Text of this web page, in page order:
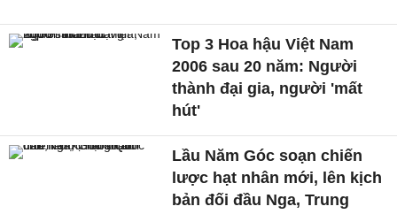
Top 3 Hoa hậu Việt Nam
2006 sau 20 năm: Người
thành đại gia, người 'mất
hút'
Lầu Năm Góc soạn chiến
lược hạt nhân mới, lên kịch
bản đối đầu Nga, Trung